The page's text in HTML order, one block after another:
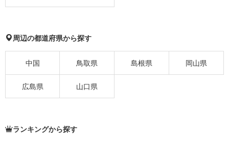
周辺の都道府県から探す
中国 鳥取県 島根県 岡山県
広島県 山口県
ランキングから探す